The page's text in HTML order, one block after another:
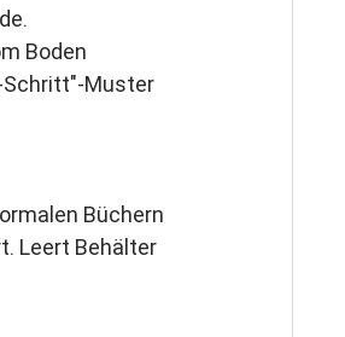
Boden
Muster
Büchern
Leert Behälter